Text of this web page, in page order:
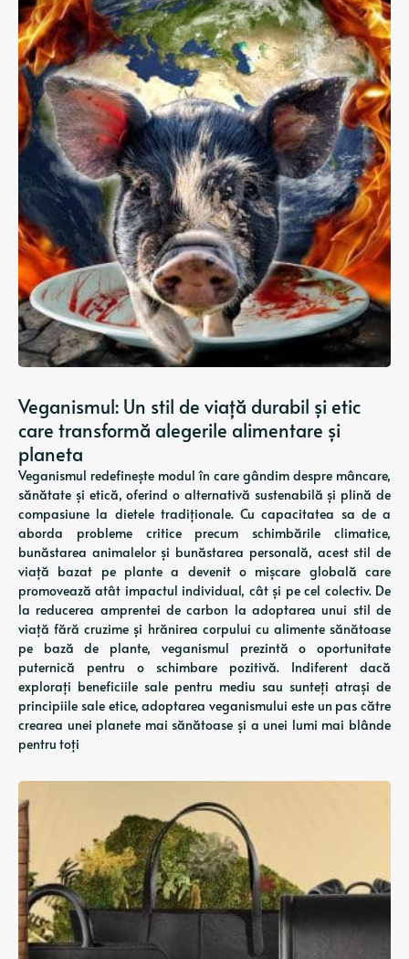
Veganismul: Un stil de viață durabil și etic
care transformă alegerile alimentare și
planeta
Veganismul redefinește modul în care gândim despre mâncare,
sănătate și etică, oferind o alternativă sustenabilă și plină de
compasiune la dietele tradiționale. Cu capacitatea sa de a
aborda probleme critice precum schimbările climatice,
bunăstarea animalelor și bunăstarea personală, acest stil de
viață bazat pe plante a devenit o mișcare globală care
promovează atât impactul individual, cât și pe cel colectiv. De
la reducerea amprentei de carbon la adoptarea unui stil de
viață fără cruzime și hrănirea corpului cu alimente sănătoase
pe bază de plante, veganismul prezintă o oportunitate
puternică pentru o schimbare pozitivă. Indiferent dacă
explorați beneficiile sale pentru mediu sau sunteți atrași de
principiile sale etice, adoptarea veganismului este un pas către
crearea unei planete mai sănătoase și a unei lumi mai blânde
pentru toți